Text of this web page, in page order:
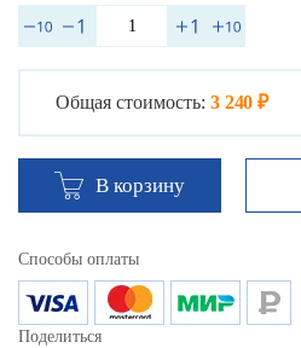
Общая стоимость: 3 240 ₽
В корзину
Способы оплаты
Поделиться